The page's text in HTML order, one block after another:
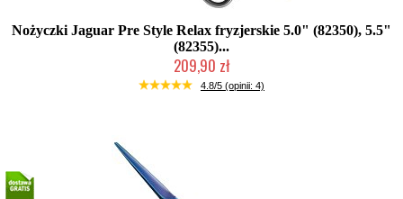
Nożyczki Jaguar Pre Style Relax fryzjerskie 5.0" (82350), 5.5"
(82355)...
209,90 zł
Duża ilość (wysyłka w 24h)
4.8/5 (opinii: 4)